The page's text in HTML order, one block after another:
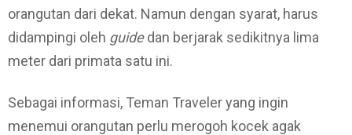
orangutan dari dekat. Namun dengan syarat, harus
didampingi oleh guidedan berjarak sedikitnya lima
meter dari primata satu ini.
Sebagai informasi, Teman Traveler yang ingin
menemui orangutan perlu merogoh kocek agak